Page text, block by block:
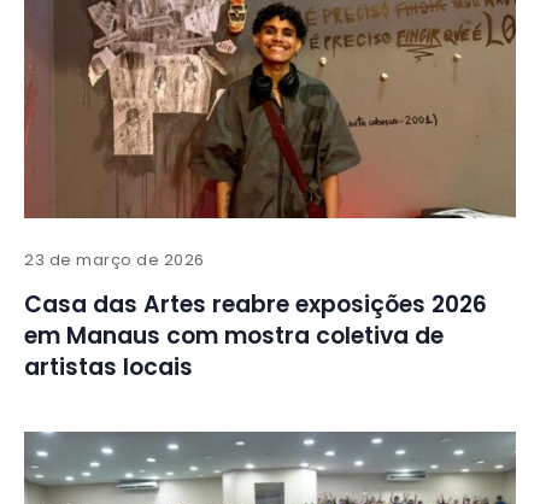
23 de março de 2026
Casa das Artes reabre exposições 2026
em Manaus com mostra coletiva de
artistas locais